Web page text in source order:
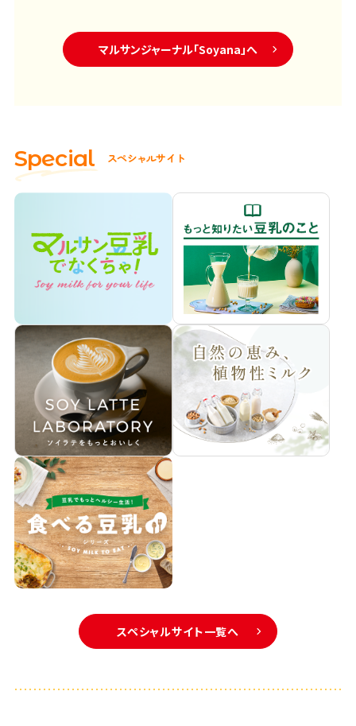
マルサンジャーナル「Soyana」へ
Special スペシャルサイ ト
スペシャルサイト一覧へ